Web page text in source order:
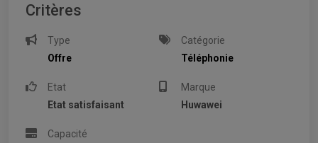
Critères
Type
Offre
Catégorie
Téléphonie
Etat
Etat satisfaisant
Marque
Huwawei
Capacité